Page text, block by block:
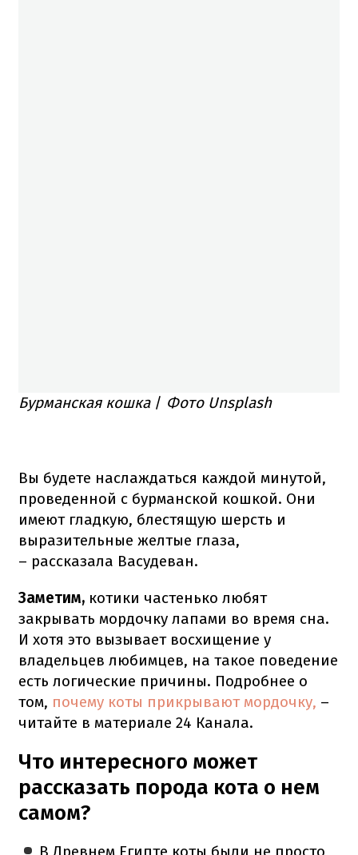
Бурманская кошка/ Фото Unsplash
Вы будете наслаждаться каждой минутой,
проведенной с бурманской кошкой. Они
имеют гладкую, блестящую шерсть и
выразительные желтые глаза,
– рассказала Васудеван.
Заметим, котики частенько любят
закрывать мордочку лапами во время сна.
И хотя это вызывает восхищение у
владельцев любимцев, на такое поведение
есть логические причины. Подробнее о
том, почему коты прикрывают мордочку, –
читайте в материале 24 Канала.
Что интересного может
рассказать порода кота о нем
самом?
В Древнем Египте коты были не просто